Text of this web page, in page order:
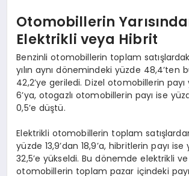
Otomobillerin
Elektrikli veya Hibrit
Benzinli otomobillerin toplam
yılın aynı dönemindeki yüzde 48,4’ten
42,2’ye geriledi. Dizel otomobillerin payı
6’ya, otogazlı otomobillerin payı ise
0,5’e düştü.
Elektrikli otomobillerin toplam
yüzde 13,9’dan 18,9’a, hibritlerin payı ise
32,5’e yükseldi. Bu dönemde elektrikli
otomobillerin toplam pazar içindeki payı